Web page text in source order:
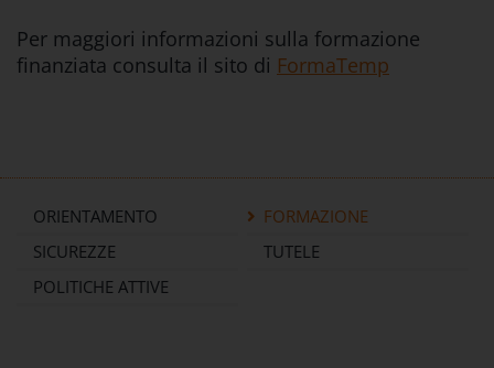
Per maggiori informazioni sulla formazione
finanziata consulta il sito di FormaTemp
ORIENTAMENTO
FORMAZIONE
SICUREZZE
TUTELE
POLITICHE ATTIVE